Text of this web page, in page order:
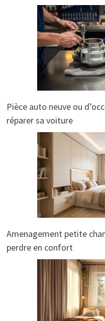
Pièce auto neuve ou
réparer sa voiture
Amenagement petite
perdre en confort